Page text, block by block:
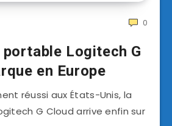
0
Logitech G
en Europe
réussi aux États-Unis, la
G Cloud arrive enfin sur